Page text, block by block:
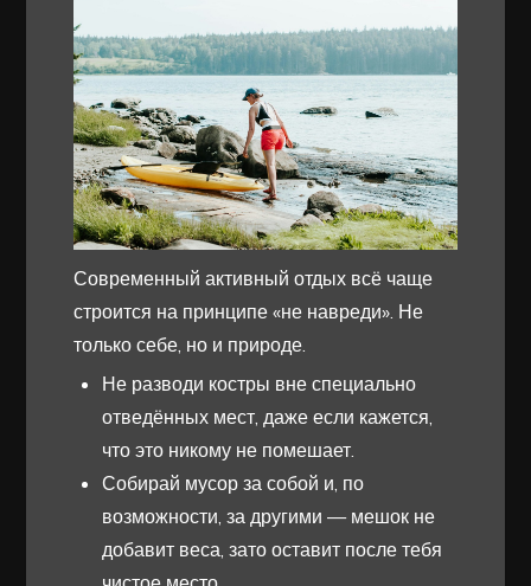
Современный активный отдых всё чаще
строится на принципе «не навреди». Не
только себе, но и природе.
Не разводи костры вне специально
отведённых мест, даже если кажется,
что это никому не помешает.
Собирай мусор за собой и, по
возможности, за другими — мешок не
добавит веса, зато оставит после тебя